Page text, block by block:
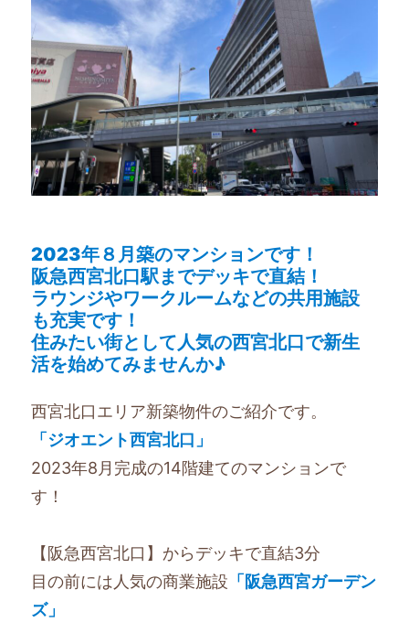
2023年８月築のマンションです！
阪急西宮北口駅までデッキで直結！
ラウンジやワークルームなどの共用施設
も充実です！
住みたい街として人気の西宮北口で新生
活を始めてみませんか♪
西宮北口エリア新築物件のご紹介です。
「ジオエント西宮北口」
2023年8月完成の14階建てのマンションで
す！
【阪急西宮北口】からデッキで直結3分
目の前には人気の商業施設 「阪急西宮ガーデン
ズ」